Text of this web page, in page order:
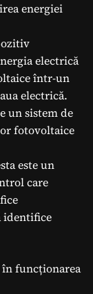
energiei
electrică
într-un
electrică.
un sistem de
fotovoltaice
este un
care
identifice
în funcționarea